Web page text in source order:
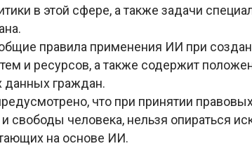
в этой сфере, а также задачи
правила применения ИИ при
и ресурсов, а также содержит
данных граждан.
что при принятии
свободы человека, нельзя опираться
на основе ИИ.